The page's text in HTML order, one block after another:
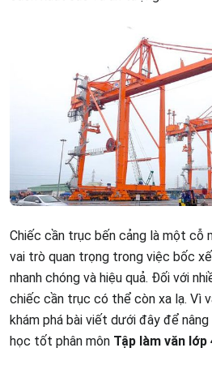
Chiếc cần trục bến cảng là một cỗ
vai trò quan trọng trong việc bốc
nhanh chóng và hiệu quả. Đối với
chiếc cần trục có thể còn xa lạ. Vì
khám phá bài viết dưới đây để
học tốt phân môn Tập làm văn lớp